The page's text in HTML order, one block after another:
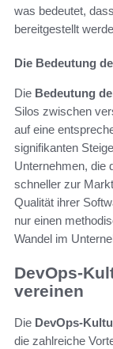
was bedeutet,
bereitgestellt
Die Bedeutung
Die Bedeutung
Silos zwischen
auf eine
signifikanten
Unternehmen, die
schneller zur
Qualität ihrer
nur einen
Wandel im
DevOps-
vereinen
Die DevOps-
die zahlreiche